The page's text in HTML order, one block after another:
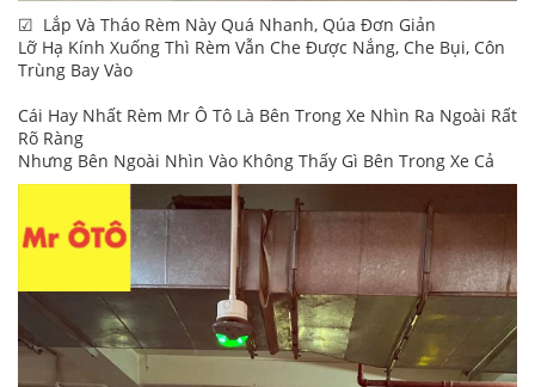
☑ Lắp Và Tháo Rèm Này Quá Nhanh, Qúa Đơn Giản
Lỡ Hạ Kính Xuống Thì Rèm Vẫn Che Được Nắng, Che Bụi, Côn
Trùng Bay Vào
Cái Hay Nhất Rèm Mr Ô Tô Là Bên Trong Xe Nhìn Ra Ngoài Rất
Rõ Ràng
Nhưng Bên Ngoài Nhìn Vào Không Thấy Gì Bên Trong Xe Cả